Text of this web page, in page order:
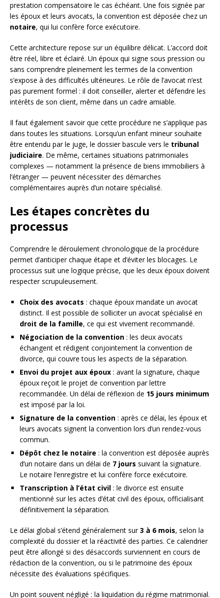
prestation compensatoire le cas échéant. Une fois signée par
les époux et leurs avocats, la convention est déposée chez un
notaire, qui lui confère force exécutoire.
Cette architecture repose sur un équilibre délicat. L’accord doit
être réel, libre et éclairé. Un époux qui signe sous pression ou
sans comprendre pleinement les termes de la convention
s’expose à des difficultés ultérieures. Le rôle de l’avocat n’est
pas purement formel : il doit conseiller, alerter et défendre les
intérêts de son client, même dans un cadre amiable.
Il faut également savoir que cette procédure ne s’applique pas
dans toutes les situations. Lorsqu’un enfant mineur souhaite
être entendu par le juge, le dossier bascule vers le tribunal
judiciaire. De même, certaines situations patrimoniales
complexes — notamment la présence de biens immobiliers à
l’étranger — peuvent nécessiter des démarches
complémentaires auprès d’un notaire spécialisé.
Les étapes concrètes du
processus
Comprendre le déroulement chronologique de la procédure
permet d’anticiper chaque étape et d’éviter les blocages. Le
processus suit une logique précise, que les deux époux doivent
respecter scrupuleusement.
Choix des avocats : chaque époux mandate un avocat
distinct. Il est possible de solliciter un avocat spécialisé en
droit de la famille, ce qui est vivement recommandé.
Négociation de la convention : les deux avocats
échangent et rédigent conjointement la convention de
divorce, qui couvre tous les aspects de la séparation.
Envoi du projet aux époux : avant la signature, chaque
époux reçoit le projet de convention par lettre
recommandée. Un délai de réflexion de 15 jours minimum
est imposé par la loi.
Signature de la convention : après ce délai, les époux et
leurs avocats signent la convention lors d’un rendez-vous
commun.
Dépôt chez le notaire : la convention est déposée auprès
d’un notaire dans un délai de 7 jours suivant la signature.
Le notaire l’enregistre et lui confère force exécutoire.
Transcription à l’état civil : le divorce est ensuite
mentionné sur les actes d’état civil des époux, officialisant
définitivement la séparation.
Le délai global s’étend généralement sur3 à 6 mois, selon la
complexité du dossier et la réactivité des parties. Ce calendrier
peut être allongé si des désaccords surviennent en cours de
rédaction de la convention, ou si le patrimoine des époux
nécessite des évaluations spécifiques.
Un point souvent négligé : la liquidation du régime matrimonial.